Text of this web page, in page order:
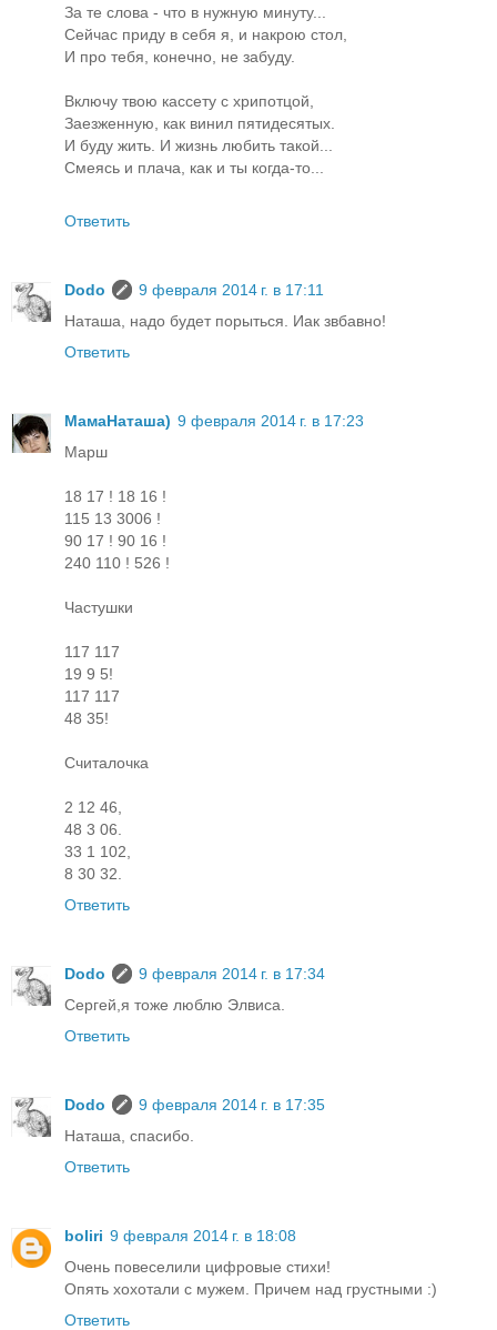
За те слова - что в нужную минуту...
Сейчас приду в себя я, и накрою стол,
И про тебя, конечно, не забуду.
Включу твою кассету с хрипотцой,
Заезженную, как винил пятидесятых.
И буду жить. И жизнь любить такой...
Смеясь и плача, как и ты когда-то...
Ответить
Dodo
9 февраля 2014 г. в 17:11
Наташа, надо будет порыться. Иак звбавно!
Ответить
МамаНаташа) 9 февраля 2014 г. в 17:23
Маpш
18 17 ! 18 16 !
115 13 3006 !
90 17 ! 90 16 !
240 110 ! 526 !
Частушки
117 117
19 9 5!
117 117
48 35!
Считалочка
2 12 46,
48 3 06.
33 1 102,
8 30 32.
Ответить
Dodo
9 февраля 2014 г. в 17:34
Сергей,я тоже люблю Элвиса.
Ответить
Dodo
9 февраля 2014 г. в 17:35
Наташа, спасибо.
Ответить
boliri 9 февраля 2014 г. в 18:08
Очень повеселили цифровые стихи!
Опять хохотали с мужем. Причем над грустными :)
Ответить